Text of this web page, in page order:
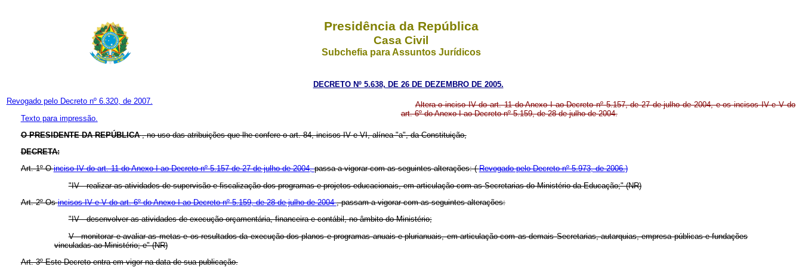
Presidência da República
Casa Civil
Subchefia para Assuntos Jurídicos
DECRETO Nº 5.638, DE 26 DE DEZEMBRO DE 2005.
Revogado pelo Decreto nº 6.320, de 2007.
Texto para impressão.
Altera o inciso IV do art. 11 do Anexo I ao Decreto nº 5.157, de 27 de julho de 2004, e os incisos IV e V do
art. 6º do Anexo I ao Decreto nº 5.159, de 28 de julho de 2004.
O PRESIDENTE DA REPÚBLICA,no uso das atribuições que lhe confere o art. 84, incisos IV e VI, alínea "a", da Constituição,
DECRETA:
Art. 1º Oinciso IV do art. 11 do Anexo I ao Decreto nº 5.157 de 27 de julho de 2004,passa a vigorar com as seguintes alterações: (Revogado pelo Decreto nº 5.973, de 2006.)
"IV - realizar as atividades de supervisão e fiscalização dos programas e projetos educacionais, em articulação com as Secretarias do Ministério da Educação;" (NR)
Art. 2º Osincisos IV e V do art. 6º do Anexo I ao Decreto nº 5.159, de 28 de julho de 2004, passam a vigorar com as seguintes alterações:
"IV - desenvolver as atividades de execução orçamentária, financeira e contábil, no âmbito do Ministério;
V - monitorar e avaliar as metas e os resultados da execução dos planos e programas anuais e plurianuais, em articulação com as demais Secretarias, autarquias, empresa públicas e fundações
vinculadas ao Ministério; e" (NR)
Art. 3º Este Decreto entra em vigor na data de sua publicação.